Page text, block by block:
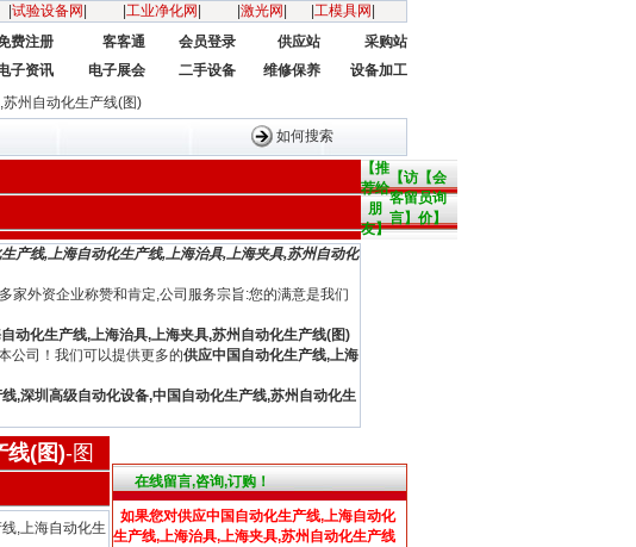
试验设备网 工业净化网 激光网 工模具网
费注册 客客通 会员登录 供应站
采购站
子资讯 电子展会 二手设备 维修保养
设备加工
州自动化生产线(图)
如何搜索
【推
荐给
朋
友】
【访
客留
言】
【会
员询
价】
产线,上海自动化生产线,上海治具,上海夹具,苏州自动化
家外资企业称赞和肯定,公司服务宗旨:您的满意是我们
动化生产线,上海治具,上海夹具,苏州自动化生产线(图)
公司！我们可以提供更多的供应中国自动化生产线,上海
,深圳高级自动化设备,中国自动化生产线,苏州自动化生
线(图)-图
,上海自动化生
在线留言,咨询,订购！
如果您对供应中国自动化生产线,上海自动化
生产线,上海治具,上海夹具,苏州自动化生产线